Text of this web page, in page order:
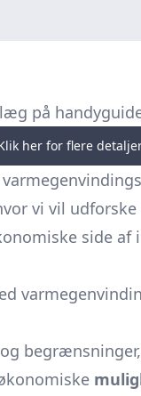
på
her for flere
vi vil
side af